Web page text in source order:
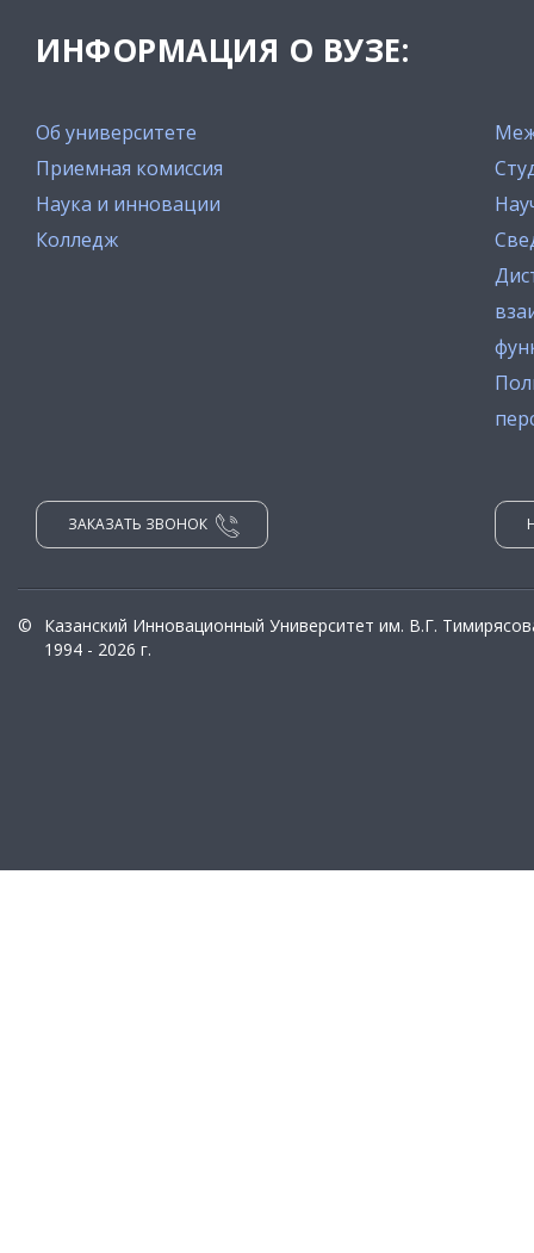
ИНФОРМАЦИЯ О ВУЗЕ:
Об университете
Приемная комиссия
Наука и инновации
Колледж
ЗАКАЗАТЬ ЗВОНОК
©
Казанский Инновационный Университет им. В.Г.
1994 - 2026 г.